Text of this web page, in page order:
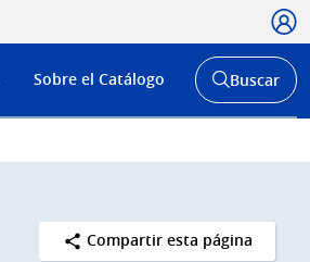
Menú
de
Sobre el Catálogo
Abrir
buscador
Buscar
Compartir esta página